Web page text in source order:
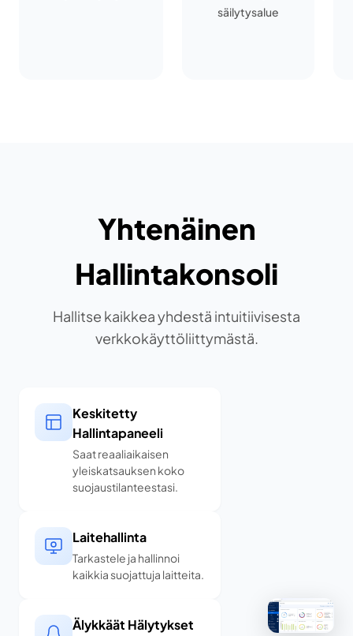
säilytysalue
Yhtenäinen
Hallintakonsoli
Hallitse kaikkea yhdestä intuitiivisesta
verkkokäyttöliittymästä.
Keskitetty
Hallintapaneeli
Saat reaaliaikaisen
yleiskatsauksen koko
suojaustilanteestasi.
Laitehallinta
Tarkastele ja hallinnoi
kaikkia suojattuja laitteita.
Älykkäät Hälytykset